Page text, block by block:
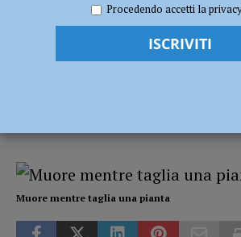
un’auto a Castelvetro, grave ciclista
Travolto da un’auto a
Muore mentre taglia una pianta
Procedendo accetti la